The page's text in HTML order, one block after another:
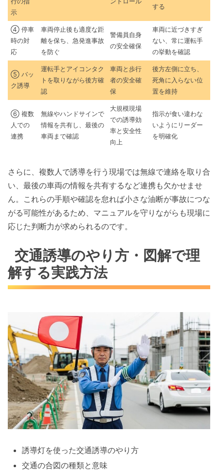
示
する
④ 停車
時の対
応
車両停止後も適度な距
離を保ち、急発進事故
を防ぐ
警備員自身
の安全確保
車両に近づきすぎ
ない、常に運転手
の挙動を確認
⑤ バッ
ク誘導
運転手とアイコンタク
トを取りながら後方確
認
車両と歩行
者の安全確
保
後方左側に立ち、
死角に入らない位
置を維持
⑥ 複数
人での
連携
無線やハンドサインで
情報を共有し、最後の
車両まで確認
大規模現場
での誘導効
率と安全性
向上
指示が食い違わな
いようにリーダー
を明確化
さらに、複数人で誘導を行う現場では無線で連絡を取り合
い、最後の車両の情報を共有するなど連携も欠かせませ
ん。これらの手順や確認を怠れば小さな油断が事故につな
がる可能性があるため、マニュアルを守りながらも現場に
応じた判断力が求められるのです。
交通誘導のやり方・図解で理
解する実践方法
誘導灯を使った交通誘導のやり方
交通の合図の種類と意味